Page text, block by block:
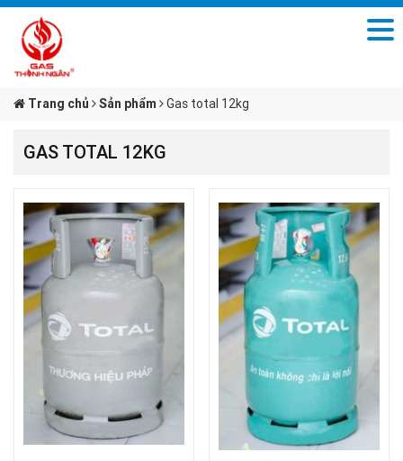
Trang chủ Sản phẩm Gas total 12kg
GAS TOTAL 12KG